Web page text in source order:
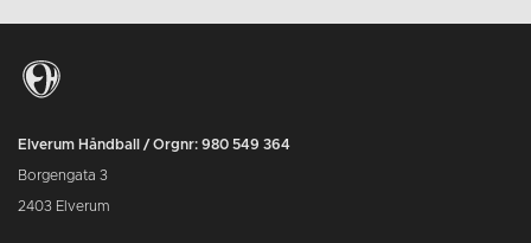
Elverum Håndball / Orgnr: 980 549 364
Borgengata 3
2403 Elverum